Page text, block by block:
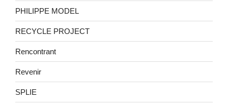
PHILIPPE MODEL
RECYCLE PROJECT
Rencontrant
Revenir
SPLIE